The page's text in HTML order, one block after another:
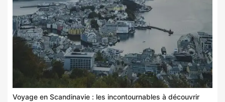
Voyage en Scandinavie : les incontournables à découvrir